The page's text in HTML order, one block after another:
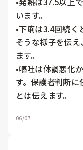
います。
•下痢は3.4回続く
そうな様子を伝
ます。
•嘔吐は体調悪化
す。保護者判断
とは伝えます。
06/07